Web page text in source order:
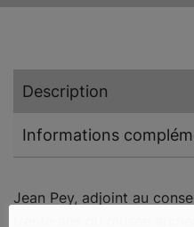
Description
Informations
Jean Pey, adjoint au